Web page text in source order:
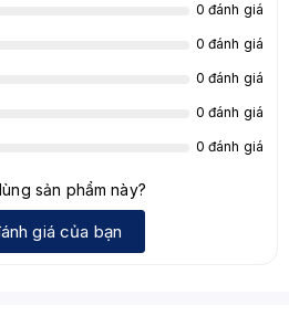
0 đánh giá
0 đánh giá
0 đánh giá
0 đánh giá
0 đánh giá
sản phẩm này?
giá của bạn